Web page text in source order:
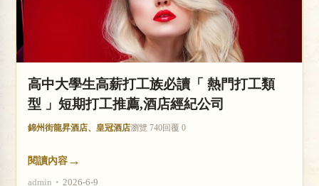
高中大學生高薪打工族必讀「 熱門打工類
型 」短期打工推薦,酒店經紀公司
錦州街龍昇酒店、皇冠酒店瀏覽 740回覆 0
閱讀內容 →
admin • 2026-6-9